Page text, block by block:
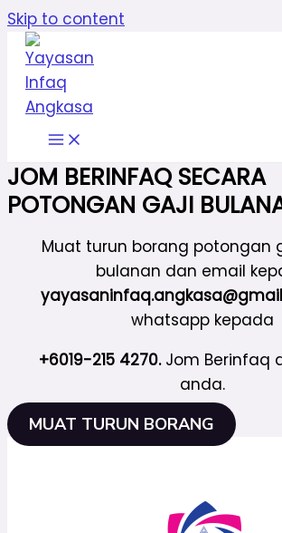
Skip to content
JOM BERINFAQ SECARA
POTONGAN GAJI
Muat turun borang potongan
bulanan dan email
whatsapp kepada
+6019-215 4270.Jom Berinfaq
anda.
MUAT TURUN BORANG